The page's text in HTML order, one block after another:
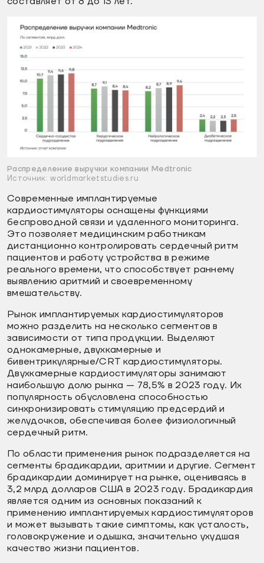
Распределение выручки компании Medtronic
Источник: worldmarketstudies.ru
Современные имплантируемые
кардиостимуляторы оснащены функциями
беспроводной связи и удаленного мониторинга.
Это позволяет медицинским работникам
дистанционно контролировать сердечный ритм
пациентов и работу устройства в режиме
реального времени, что способствует раннему
выявлению аритмий и своевременному
вмешательству.
Рынок имплантируемых кардиостимуляторов
можно разделить на несколько сегментов в
зависимости от типа продукции. Выделяют
однокамерные, двухкамерные и
бивентрикулярные/CRT кардиостимуляторы.
Двухкамерные кардиостимуляторы занимают
наибольшую долю рынка — 78,5% в 2023 году. Их
популярность обусловлена способностью
синхронизировать стимуляцию предсердий и
желудочков, обеспечивая более физиологичный
сердечный ритм.
По области применения рынок подразделяется на
сегменты брадикардии, аритмии и другие. Сегмент
брадикардии доминирует на рынке, оцениваясь в
3,2 млрд долларов США в 2023 году. Брадикардия
является одним из основных показаний к
применению имплантируемых кардиостимуляторов
и может вызывать такие симптомы, как усталость,
головокружение и одышка, значительно ухудшая
качество жизни пациентов.